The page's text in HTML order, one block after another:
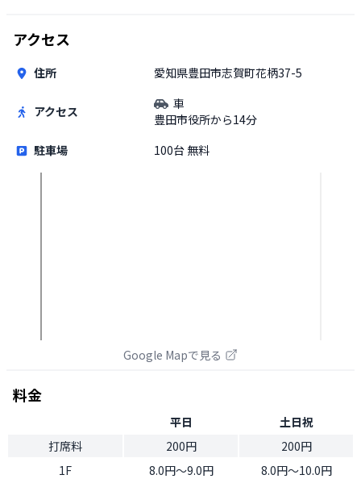
アクセス
住所 愛知県豊田市志賀町花柄37-5
アクセス
車
豊田市役所から14分
駐車場
100台 無料
Google Mapで見る
料金
平日
土日祝
打席料
200円
200円
1F
8.0円〜9.0円
8.0円〜10.0円